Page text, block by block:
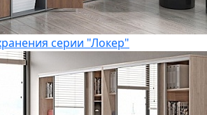
серии "Локер"